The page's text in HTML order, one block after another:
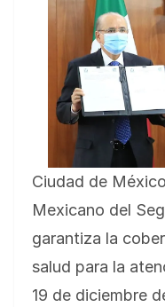
Ciudad de
Mexicano del
garantiza la
salud para la
19 de diciembre